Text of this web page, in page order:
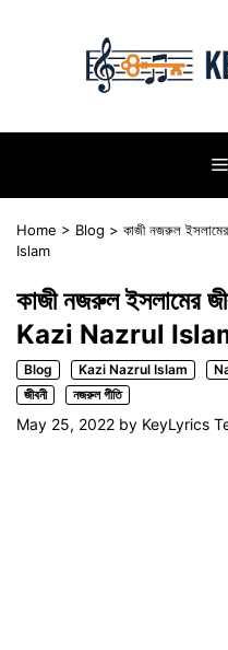
Home > Blog > কাজী নজরুল
Islam
কাজী নজরুল
Kazi Nazrul
Blog Kazi Nazrul Islam
জীবনী
নজরুল গীতি
May 25, 2022 by KeyLyrics